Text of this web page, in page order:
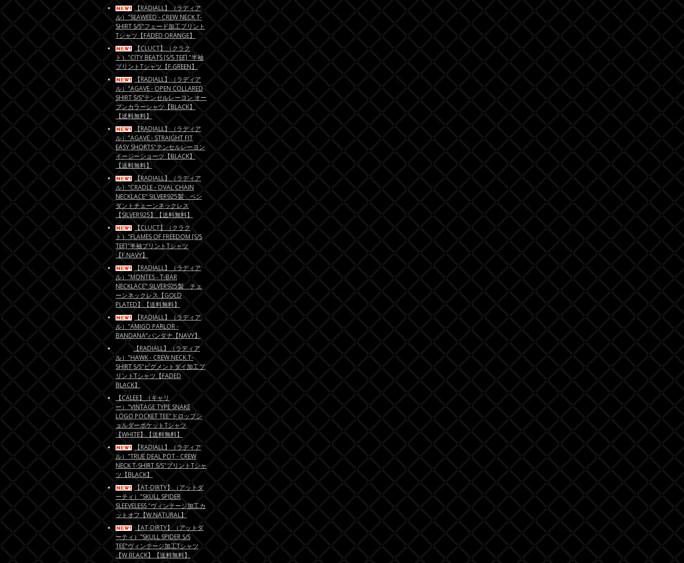
【RADIALL】（ラディア
ル）"SEAWEED - CREW NECK T-
SHIRT S/S"フェード加工プリント
Tシャツ【FADED ORANGE】
【CLUCT】（クラク
ト）"CITY BEATS [S/S TEE] "半袖
プリントTシャツ【F.GREEN】
【RADIALL】（ラディア
ル）"AGAVE - OPEN COLLARED
SHIRT S/S"テンセルレーヨン オー
プンカラーシャツ【BLACK】
【送料無料】
【RADIALL】（ラディア
ル）"AGAVE - STRAIGHT FIT
EASY SHORTS"テンセルレーヨン
イージーショーツ【BLACK】
【送料無料】
【RADIALL】（ラディア
ル）"CRADLE - OVAL CHAIN
NECKLACE" SILVER925製 ペン
ダントチェーンネックレス
【SILVER925】【送料無料】
【CLUCT】（クラク
ト）"FLAMES OF FREEDOM [S/S
TEE]"半袖プリントTシャツ
【F.NAVY】
【RADIALL】（ラディア
ル）"MONTES - T-BAR
NECKLACE" SILVER925製 チェ
ーンネックレス【GOLD
PLATED】【送料無料】
【RADIALL】（ラディア
ル）"AMIGO PARLOR -
BANDANA"バンダナ【NAVY】
【RADIALL】（ラディア
ル）"HAWK - CREW NECK T-
SHIRT S/S"ピグメントダイ加工プ
リントTシャツ【FADED
BLACK】
【CALEE】（キャリ
ー）"VINTAGE TYPE SNAKE
LOGO POCKET TEE"ドロップシ
ョルダーポケットTシャツ
【WHITE】【送料無料】
【RADIALL】（ラディア
ル）"TRUE DEAL POT - CREW
NECK T-SHIRT S/S"プリントTシャ
ツ【BLACK】
【AT-DIRTY】（アットダ
ーティ）"SKULL SPIDER
SLEEVELESS "ヴィンテージ加工カ
ットオフ【W.NATURAL】
【AT-DIRTY】（アットダ
ーティ）"SKULL SPIDER S/S
TEE"ヴィンテージ加工Tシャツ
【W.BLACK】【送料無料】